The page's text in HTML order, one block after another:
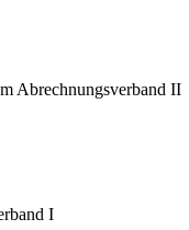
Abrechnungsverband II
I